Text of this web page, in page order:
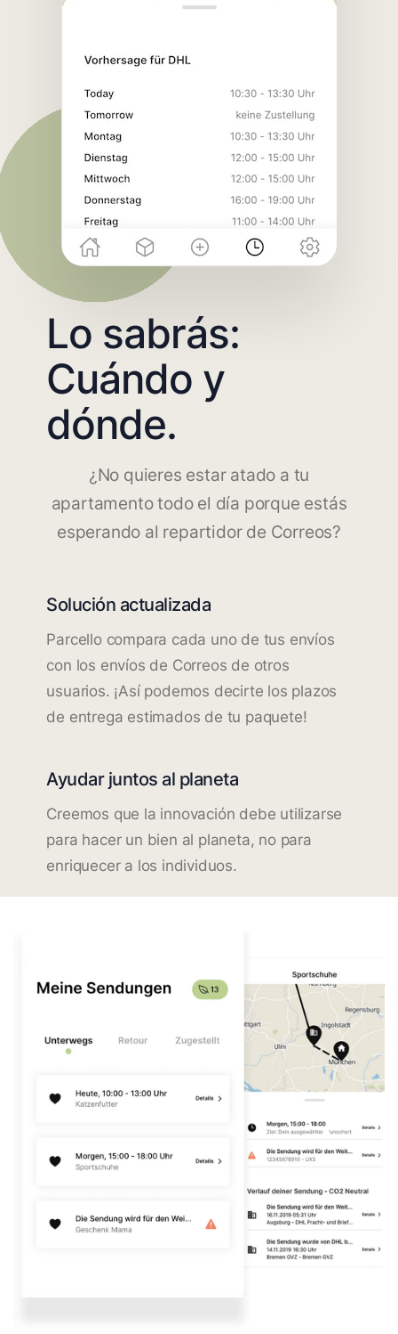
Lo sabrás:
Cuándo y
dónde.
¿No quieres estar atado a tu
apartamento todo el día porque estás
esperando al repartidor de Correos?
Solución actualizada
Parcello compara cada uno de tus envíos
con los envíos de Correos de otros
usuarios. ¡Así podemos decirte los plazos
de entrega estimados de tu paquete!
Ayudar juntos al planeta
Creemos que la innovación debe utilizarse
para hacer un bien al planeta, no para
enriquecer a los individuos.